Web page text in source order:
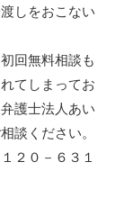
しをおこない
回無料相談も
てしまってお
護士法人あい
談ください。
２０－６３１